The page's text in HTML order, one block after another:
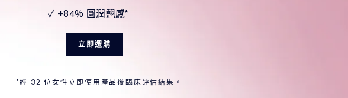
✓ +84% 圓潤翹感*
立即選購
*經 32 位女性立即使用產品後臨床評估結果。